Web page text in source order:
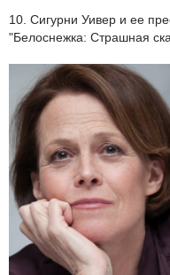
10. Сигурни Уивер и ее
"Белоснежка: Страшная